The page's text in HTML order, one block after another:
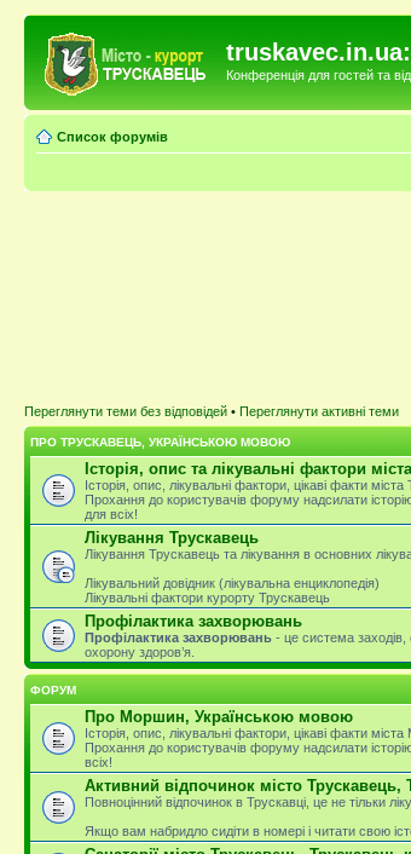
Конференція для гостей та
Список форумів
Переглянути теми без відповідей • Переглянути активні теми
ПРО ТРУСКАВЕЦЬ, УКРАЇНСЬКОЮ МОВОЮ
Історія, опис та лікувальні фактори
Історія, опис, лікувальні фактори, цікаві факти
Прохання до користувачів форуму надсилати
для всіх!
Лікування Трускавець
Лікування Трускавець та лікування в основних
Лікувальний довідник (лікувальна енциклопедія)
Лікувальні фактори курорту Трускавець
Профілактика захворювань
Профілактика захворювань - це система
охорону здоров’я.
ФОРУМ
Про Моршин, Українською мовою
Історія, опис, лікувальні фактори, цікаві факти
Прохання до користувачів форуму надсилати
всіх!
Активний відпочинок місто Трускавець,
Повноцінний відпочинок в Трускавці, це не тільки
Якщо вам набридло сидіти в номері і читати свою